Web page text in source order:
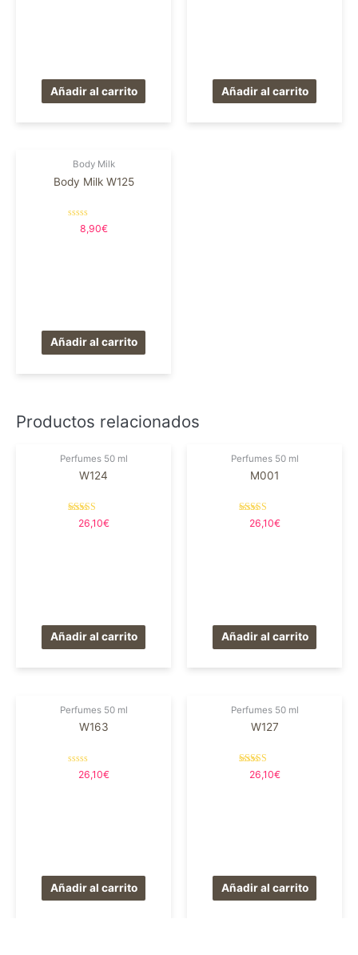
Añadir al carrito Añadir al carrito
Body Milk
Body Milk W125
Valorado
8,90€
Añadir al carrito
Productos relacionados
Perfumes 50 ml
W124
Valorado en
5.00
26,10€
Añadir al carrito
Perfumes 50 ml
M001
Valorado en
5.00
26,10€
Añadir al carrito
Perfumes 50 ml
W163
Valorado
26,10€
Añadir al carrito
Perfumes 50 ml
W127
Valorado en
5.00
26,10€
Añadir al carrito